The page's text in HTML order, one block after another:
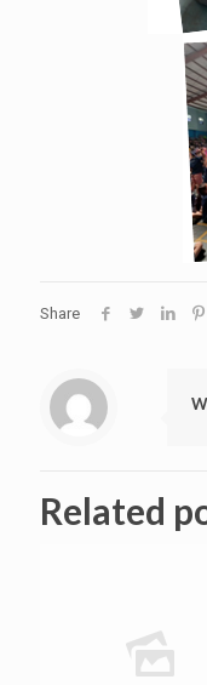
Share
Related